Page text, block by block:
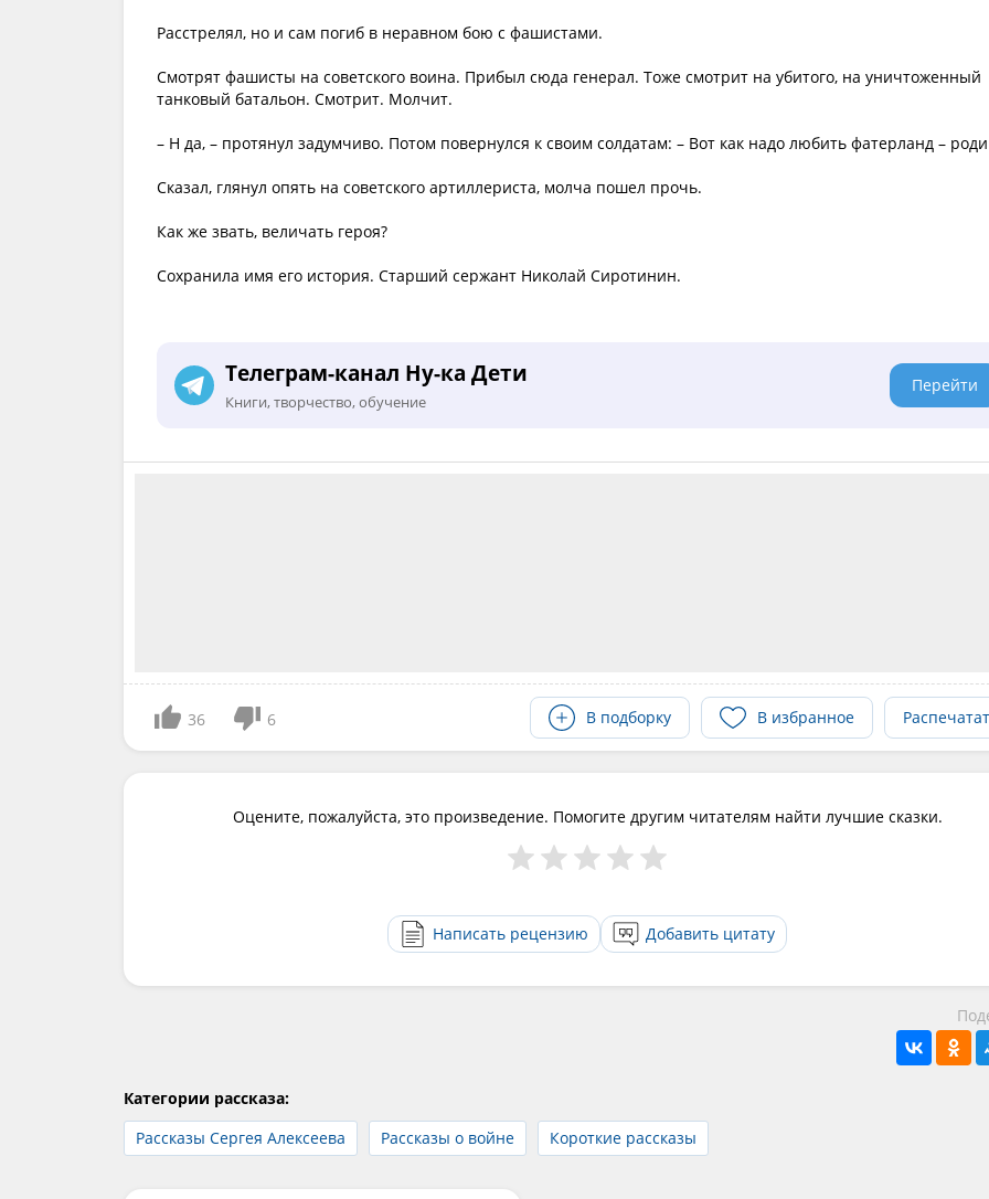
Расстрелял, но и сам погиб в неравном бою с фашистами.
Смотрят фашисты на советского воина. Прибыл сюда генерал. Тоже смотрит на убитого, на уничтоженный
танковый батальон. Смотрит. Молчит.
– Н да, – протянул задумчиво. Потом повернулся к своим солдатам: – Вот как надо любить фатерланд –
Сказал, глянул опять на советского артиллериста, молча пошел прочь.
Как же звать, величать героя?
Сохранила имя его история. Старший сержант Николай Сиротинин.
Телеграм-канал Ну-ка Дети
Книги, творчество, обучение
Перейти
36 6 В подборку В избранное
Оцените, пожалуйста, это произведение. Помогите другим читателям найти лучшие сказки.
Написать рецензию Добавить цитату
Категории рассказа:
Рассказы Сергея Алексеева
Рассказы о войне Короткие рассказы